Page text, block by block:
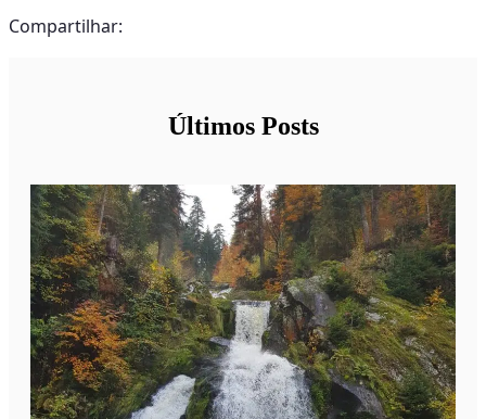
Compartilhar:
Últimos Posts